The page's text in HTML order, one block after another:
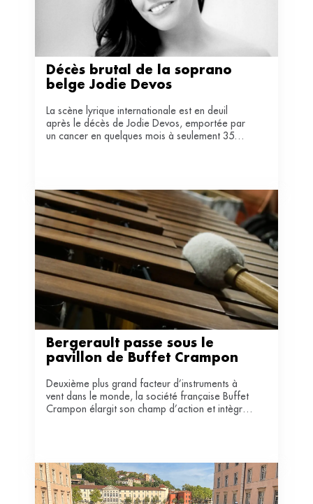
Décès brutal de la soprano
belge Jodie Devos
La scène lyrique internationale est en deuil
après le décès de Jodie Devos, emportée par
un cancer en quelques mois à seulement 35
Bergerault passe sous le
pavillon de Buffet Crampon
Deuxième plus grand facteur d’instruments à
vent dans le monde, la société française Buffet
Crampon élargit son champ d’action et intègre